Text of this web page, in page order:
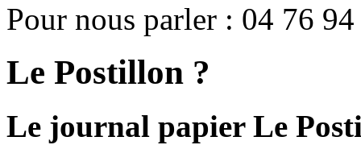
Pour nous parler : 04 76
Le Postillon ?
Le journal papier Le